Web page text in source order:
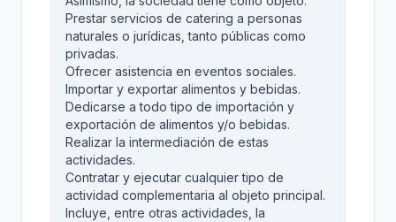
Prestar servicios de catering a personas
naturales o jurídicas, tanto públicas como
privadas.
Ofrecer asistencia en eventos sociales.
Importar y exportar alimentos y bebidas.
Dedicarse a todo tipo de importación y
exportación de alimentos y/o bebidas.
Realizar la intermediación de estas
actividades.
Contratar y ejecutar cualquier tipo de
actividad complementaria al objeto principal.
Incluye, entre otras actividades, la